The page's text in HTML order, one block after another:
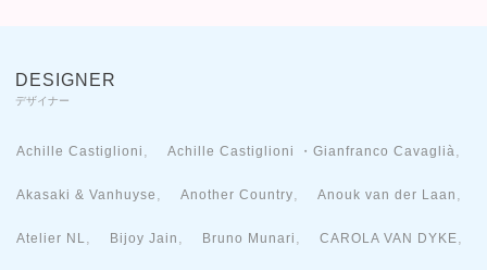
DESIGNER
デザイナー
Achille Castiglioni , Achille Castiglioni ・Gianfranco Cavaglià ,
Akasaki & Vanhuyse , Another Country, Anouk van der Laan ,
Atelier NL , Bijoy Jain , Bruno Munari , CAROLA VAN DYKE,